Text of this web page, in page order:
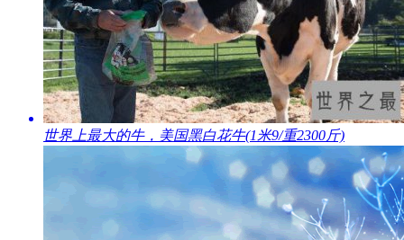
​世界上最大的牛，美国黑白花牛(1米9/重2300斤)